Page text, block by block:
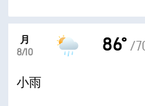
月
8/10
86° /
小雨